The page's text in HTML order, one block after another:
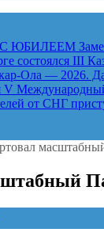
состоялся III
Ола — 2026.
V
от СНГ